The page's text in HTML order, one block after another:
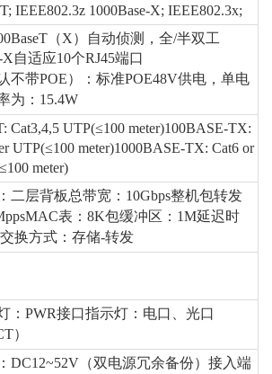
IEEE802.3z 1000Base-X; IEEE802.3x;
（X）自动侦测，全/半双工
自适应10个RJ45端口
不带POE）：标准POE48V供电，单电
为：15.4W
Cat3,4,5 UTP(≤100 meter)100BASE-TX:
UTP(≤100 meter)1000BASE-TX: Cat6 or
meter)
二层背板总带宽： 10Gbps整机包转发
表：8K包缓冲区：1M延迟时
换方式：存储-转发
： PWR接口指示灯：电口、光口
）
DC1 2~52V（双电源冗余备份）接入端